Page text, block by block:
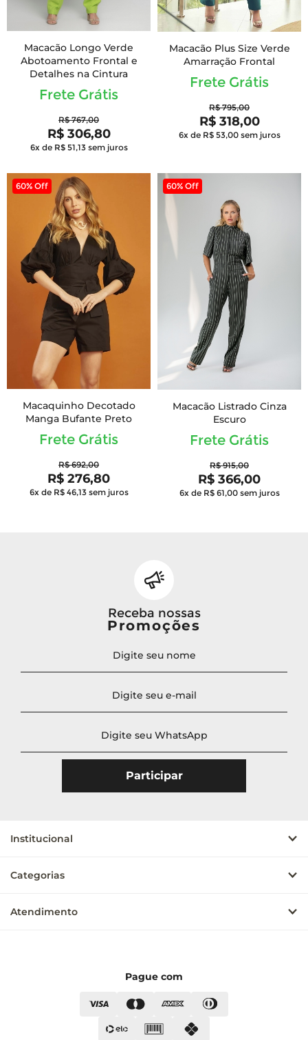
Macacão Longo Verde
Abotoamento Frontal e
Detalhes na Cintura
Frete Grátis
R$ 767,00
R$ 306,80
6x de R$ 51,13 sem juros
Macacão Plus Size Verde
Amarração Frontal
Frete Grátis
R$ 795,00
R$ 318,00
6x de R$ 53,00 sem juros
60% Off
Macaquinho Decotado
Manga Bufante Preto
Frete Grátis
R$ 692,00
R$ 276,80
6x de R$ 46,13 sem juros
60% Off
Macacão Listrado Cinza
Escuro
Frete Grátis
R$ 915,00
R$ 366,00
6x de R$ 61,00 sem juros
Receba nossas
Promoções
Institucional
Categorias
Atendimento
Pague com